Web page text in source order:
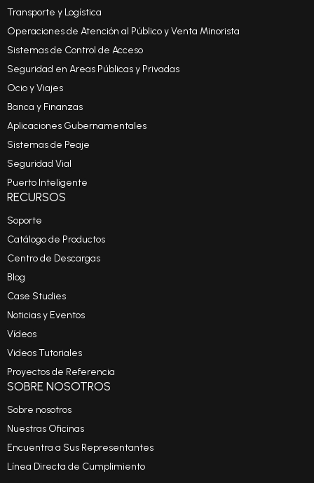
Transporte y Logística
Operaciones de Atención al Público y Venta Minorista
Sistemas de Control de Acceso
Seguridad en Areas Públicas y Privadas
Ocio y Viajes
Banca y Finanzas
Aplicaciones Gubernamentales
Sistemas de Peaje
Seguridad Vial
Puerto Inteligente
RECURSOS
Soporte
Catálogo de Productos
Centro de Descargas
Blog
Case Studies
Noticias y Eventos
Vídeos
Videos Tutoriales
Proyectos de Referencia
SOBRE NOSOTROS
Sobre nosotros
Nuestras Oficinas
Encuentra a Sus Representantes
Línea Directa de Cumplimiento